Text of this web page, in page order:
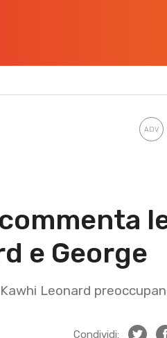
e George
Leonard
Condividi: